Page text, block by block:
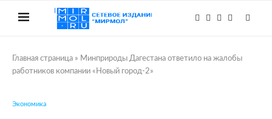
Главная страница » Минприроды Дагестана ответило на жалобы
работников компании «Новый город-2»
Экономика